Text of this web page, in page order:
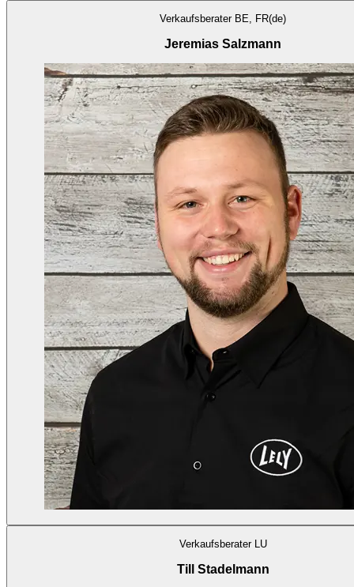
Verkaufsberater BE, FR(de)
Jeremias Salzmann
Verkaufsberater LU
Till Stadelmann